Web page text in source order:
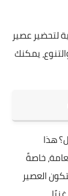
لتحضير عصير
يمكنك
هذا
خاصةً
العصير